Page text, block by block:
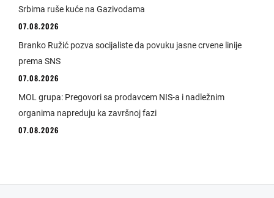
Srbima ruše kuće na Gazivodama
07.08.2026
Branko Ružić pozva socijaliste da povuku jasne crvene linije
prema SNS
07.08.2026
MOL grupa: Pregovori sa prodavcem NIS-a i nadležnim
organima napreduju ka završnoj fazi
07.08.2026